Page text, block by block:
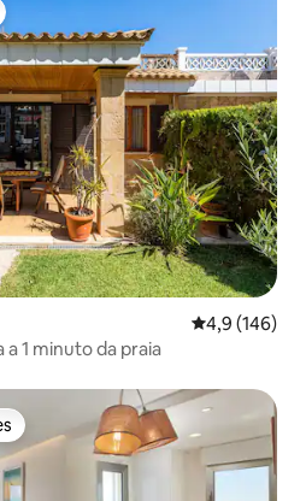
4,9 de uma
4,9 (146)
1 minuto da praia
dos hóspedes